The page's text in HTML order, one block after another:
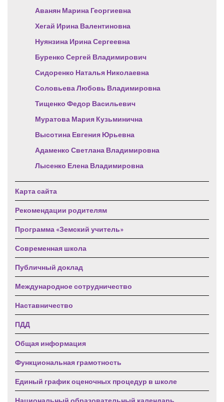
Аванян Марина Георгиевна
Хегай Ирина Валентиновна
Нуянзина Ирина Сергеевна
Буренко Сергей Владимирович
Сидоренко Наталья Николаевна
Соловьева Любовь Владимировна
Тищенко Федор Васильевич
Муратова Мария Кузьминична
Высотина Евгения Юрьевна
Адаменко Светлана Владимировна
Лысенко Елена Владимировна
Карта сайта
Рекомендации родителям
Программа «Земский учитель»
Современная школа
Публичный доклад
Международное сотрудничество
Наставничество
ПДД
Общая информация
Функциональная грамотность
Единый график оценочных процедур в школе